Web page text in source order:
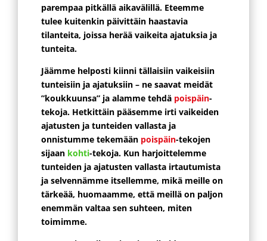
parempaa pitkällä aikavälillä. Eteemme
tulee kuitenkin päivittäin haastavia
tilanteita, joissa herää vaikeita ajatuksia ja
tunteita.
Jäämme helposti kiinni tällaisiin vaikeisiin
tunteisiin ja ajatuksiin – ne saavat meidät
”koukkuunsa” ja alamme tehdä poispäin-
tekoja. Hetkittäin pääsemme irtivaikeiden
ajatusten ja tunteiden vallasta ja
onnistumme tekemään poispäin-tekojen
sijaankohti-tekoja. Kun harjoittelemme
tunteiden ja ajatusten vallasta irtautumista
ja selvennämme itsellemme, mikä meille on
tärkeää, huomaamme, että meillä on paljon
enemmän valtaa sen suhteen, miten
toimimme.